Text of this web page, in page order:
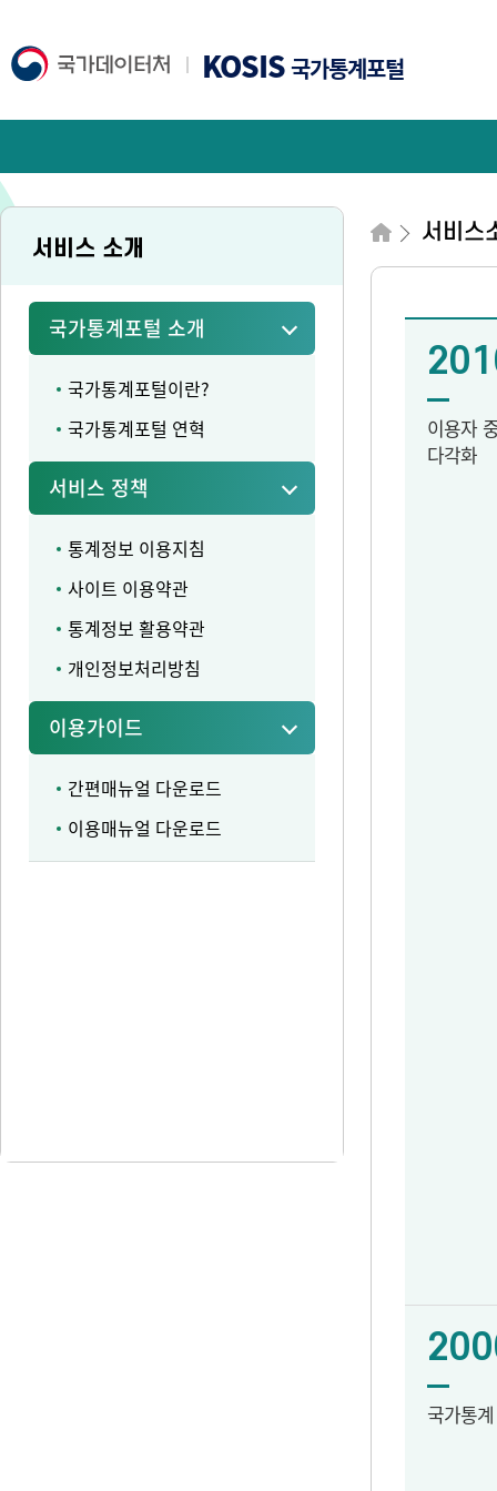
KOSIS국가통계포털
서비스 소개
국가통계포털 소개
국가통계포털이란?
국가통계포털 연혁
서비스 정책
통계정보 이용지침
사이트 이용약관
통계정보 활용약관
개인정보처리방침
이용가이드
간편매뉴얼 다운로드
이용매뉴얼 다운로드
서비스
이용자
다각화
국가통